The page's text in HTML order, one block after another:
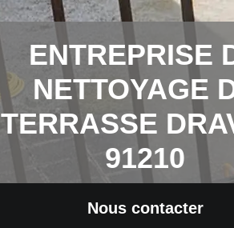
ENTREPRISE
NETTOYAGE
TERRASSE
91210
Nous contacter